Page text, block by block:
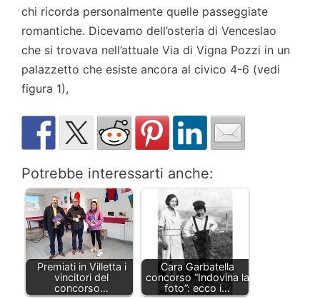
chi ricorda personalmente quelle passeggiate
romantiche. Dicevamo dell’osteria di Venceslao
che si trovava nell’attuale Via di Vigna Pozzi in un
palazzetto che esiste ancora al civico 4-6 (vedi
figura 1),
Potrebbe interessarti anche:
Premiati in Villetta i
vincitori del
concorso…
Cara Garbatella
concorso “Indovina la
foto”: ecco i…